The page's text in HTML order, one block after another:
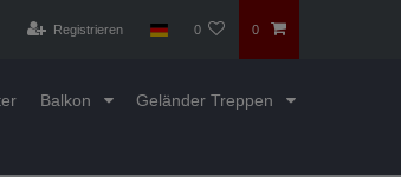
Registrieren 0 0
Balkon Geländer Treppen